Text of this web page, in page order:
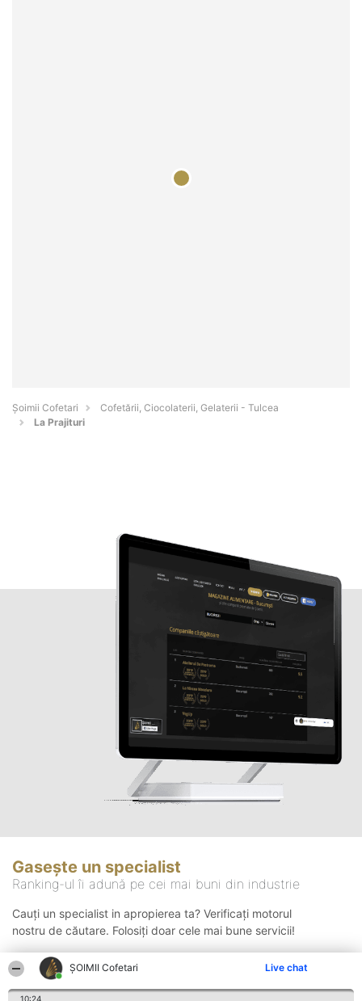
ȘOIMII Cofetari Live chat
10:24
Șoimii Cofetari
Cofetării, Ciocolaterii, Gelaterii - Tulcea
La Prajituri
Gasește un specialist
Ranking-ul îi adună pe cei mai buni din industrie
Cauți un specialist in apropierea ta? Verificați motorul
nostru de căutare. Folosiți doar cele mai bune servicii!